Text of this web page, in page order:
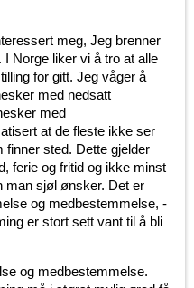
meg, Jeg brenner
Norge liker vi å tro at alle
for gitt. Jeg våger å
med nedsatt
med
at de fleste ikke ser
finner sted. Dette gjelder
ferie og fritid og ikke minst
man sjøl ønsker. Det er
og medbestemmelse, -
er stort sett vant til å bli
og medbestemmelse.